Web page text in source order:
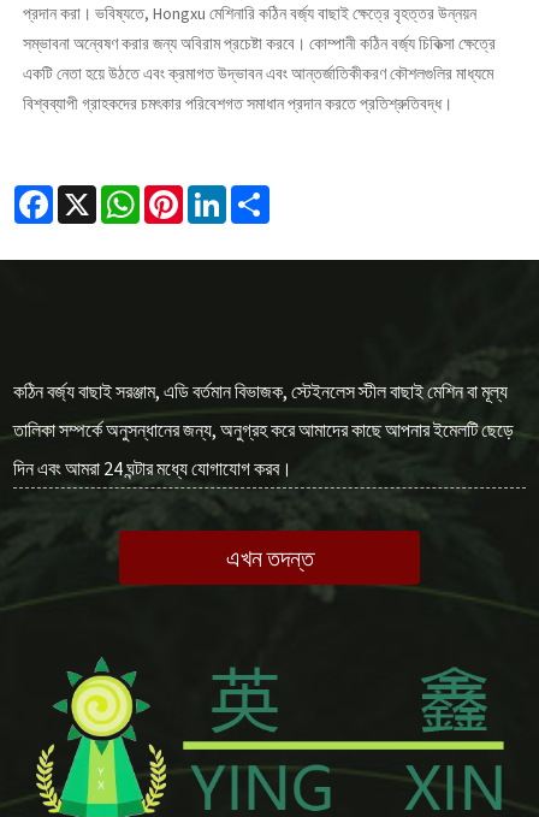
প্রদান করা। ভবিষ্যতে, Hongxu মেশিনারি কঠিন বর্জ্য বাছাই ক্ষেত্রে বৃহত্তর উন্নয়ন
সম্ভাবনা অন্বেষণ করার জন্য অবিরাম প্রচেষ্টা করবে। কোম্পানী কঠিন বর্জ্য চিকিত্সা ক্ষেত্রে
একটি নেতা হয়ে উঠতে এবং ক্রমাগত উদ্ভাবন এবং আন্তর্জাতিকীকরণ কৌশলগুলির মাধ্যমে
বিশ্বব্যাপী গ্রাহকদের চমৎকার পরিবেশগত সমাধান প্রদান করতে প্রতিশ্রুতিবদ্ধ।
Facebook
X WhatsAppPinterestLinkedIn
কঠিন বর্জ্য বাছাই সরঞ্জাম, এডি বর্তমান বিভাজক, স্টেইনলেস স্টীল বাছাই মেশিন বা মূল্য
তালিকা সম্পর্কে অনুসন্ধানের জন্য, অনুগ্রহ করে আমাদের কাছে আপনার ইমেলটি ছেড়ে
দিন এবং আমরা 24 ঘন্টার মধ্যে যোগাযোগ করব।
এখন তদন্ত